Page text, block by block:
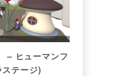
– ヒューマンフ
テージ)